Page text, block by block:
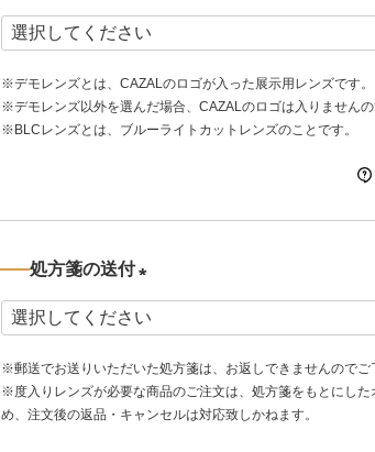
必
須
)
※デモレンズとは、CAZALのロゴが入った展示用レンズです。
※デモレンズ以外を選んだ場合、CAZALのロゴは入りませんの
※BLCレンズとは、ブルーライトカットレンズのことです。
処方箋の送付
必
須
)
※郵送でお送りいただいた処方箋は、お返しできませんのでご
※度入りレンズが必要な商品のご注文は、処方箋をもとにした
め、注文後の返品・キャンセルは対応致しかねます。